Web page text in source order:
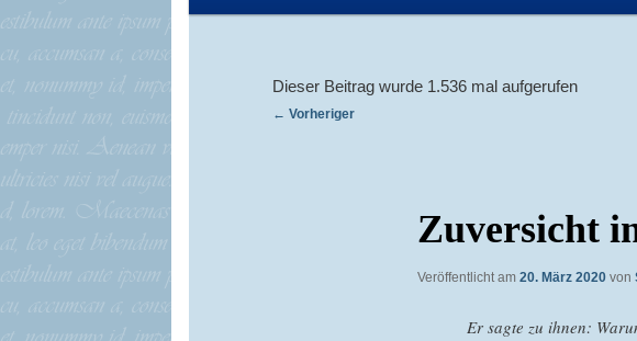
Dieser Beitrag wurde 1.536 mal aufgerufen
Beitragsnavigation
← Vorheriger
Zuversicht
Veröffentlicht am 20. März 2020 von
Er sagte zu ihnen: